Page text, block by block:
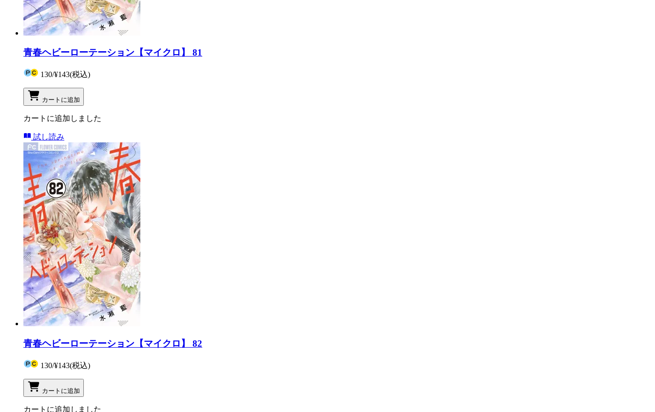
青春ヘビーローテーション【マイクロ】 81
130/¥143(税込)
カートに追加
カートに追加しました
試し読み
青春ヘビーローテーション【マイクロ】 82
130/¥143(税込)
カートに追加
カートに追加しました